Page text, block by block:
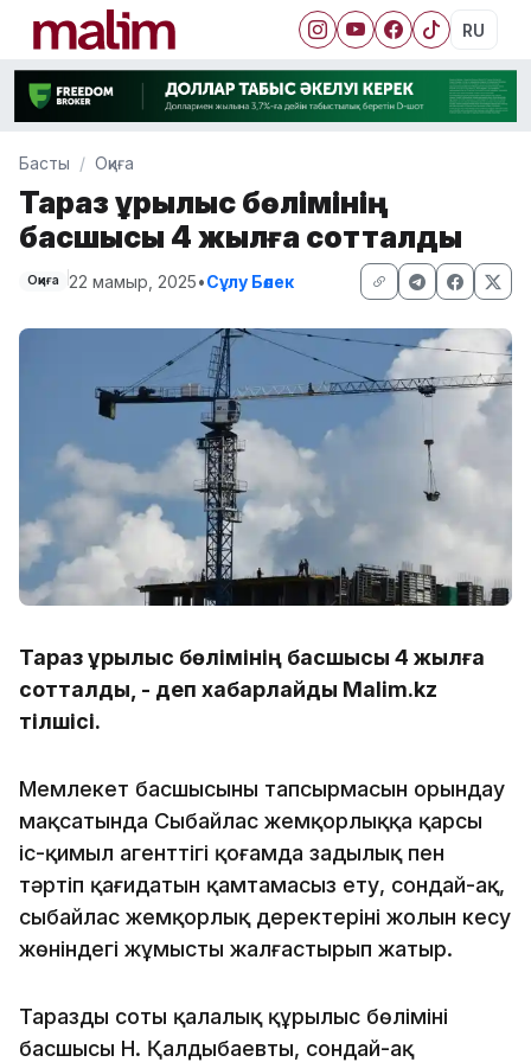
RU
Басты Оқиға
Тараз құрылыс бөлімінің
басшысы 4 жылға сотталды
Оқиға 22 мамыр, 2025•Сұлу Бөлек
Тараз құрылыс бөлімінің басшысы 4 жылға
сотталды, - деп хабарлайды Мalim.kz
тілшісі.
Мемлекет басшысының тапсырмасын орындау
мақсатында Сыбайлас жемқорлыққа қарсы
іс-қимыл агенттігі қоғамда заңдылық пен
тәртіп қағидатын қамтамасыз ету, сондай-ақ,
сыбайлас жемқорлық деректерінің жолын кесу
жөніндегі жұмысты жалғастырып жатыр.
Тараздың соты қалалық құрылыс бөлімінің
басшысы Н. Қалдыбаевты, сондай-ақ